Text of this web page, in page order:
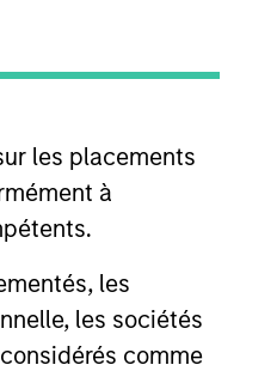
les placements
à
les
les sociétés
comme
marks
to you
or
the site